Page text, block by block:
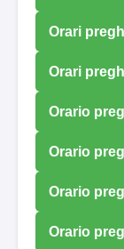
Orari
Orari
Orario
Orario
Orario
Orario